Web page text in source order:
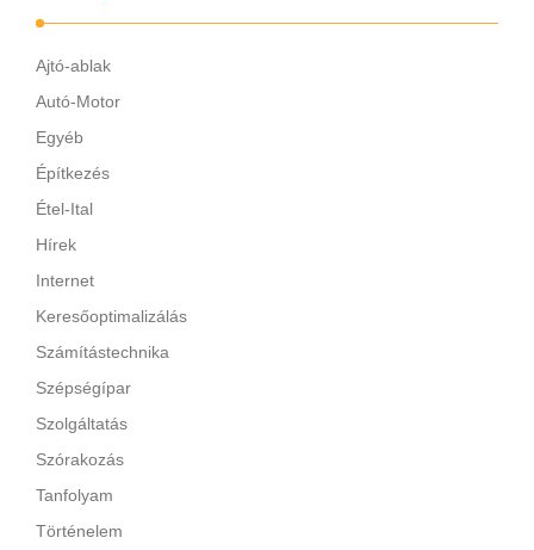
Ajtó-ablak
Autó-Motor
Egyéb
Építkezés
Étel-Ital
Hírek
Internet
Keresőoptimalizálás
Számítástechnika
Szépségípar
Szolgáltatás
Szórakozás
Tanfolyam
Történelem